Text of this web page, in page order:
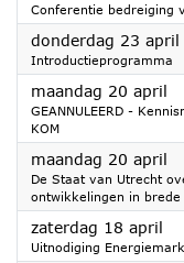
Conferentie bedreiging
donderdag 23 april
Introductieprogramma
maandag 20 april
GEANNULEERD -
KOM
maandag 20 april
De Staat van Utrecht
ontwikkelingen in
zaterdag 18 april
Uitnodiging